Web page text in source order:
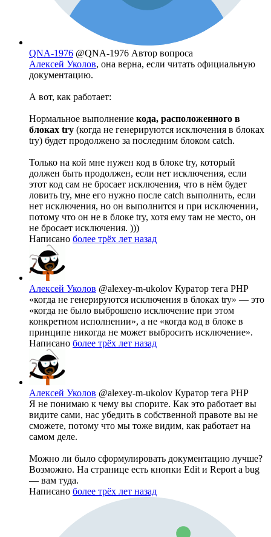
QNA-1976 @QNA-1976 Автор вопроса
Алексей Уколов, она верна, если читать официальную
документацию.
А вот, как работает:
Нормальное выполнение кода, расположенного в
блоках try (когда не генерируются исключения в блоках
try) будет продолжено за последним блоком catch.
Только на кой мне нужен код в блоке try, который
должен быть продолжен, если нет исключения, если
этот код сам не бросает исключения, что в нём будет
ловить try, мне его нужно после catch выполнить, если
нет исключения, но он выполнится и при исключении,
потому что он не в блоке try, хотя ему там не место, он
не бросает исключения. )))
Написано более трёх лет назад
Алексей Уколов @alexey-m-ukolov Куратор тега PHP
«когда не генерируются исключения в блоках try» — это
«когда не было выброшено исключение при этом
конкретном исполнении», а не «когда код в блоке в
принципе никогда не может выбросить исключение».
Написано более трёх лет назад
Алексей Уколов @alexey-m-ukolov Куратор тега PHP
Я не понимаю к чему вы спорите. Как это работает вы
видите сами, нас убедить в собственной правоте вы не
сможете, потому что мы тоже видим, как работает на
самом деле.
Можно ли было сформулировать документацию лучше?
Возможно. На странице есть кнопки Edit и Report a bug
— вам туда.
Написано более трёх лет назад